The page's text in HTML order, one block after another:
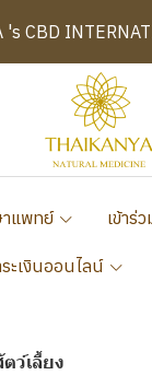
's CBD
าแพทย์ เข้าร่
ระเงินออนไลน์
ว์เลี้ยง